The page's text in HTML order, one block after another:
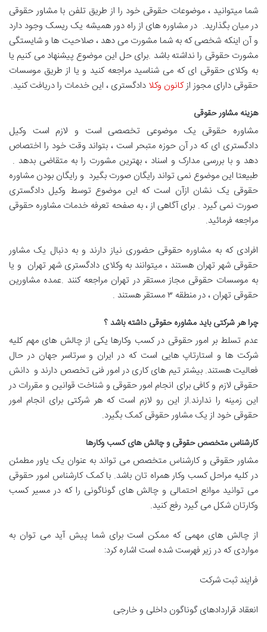
شما میتوانید ، موضوعات حقوقی خود را از طریق تلفن با مشاور حقوقی
در میان بگذارید. در مشاوره های از راه دور همیشه یک ریسک وجود دارد
و آن اینکه شخصی که به شما مشورت می دهد ، صلاحیت ها و شایستگی
مشورت حقوقی را نداشته باشد .برای حل این موضوع پیشنهاد می کنیم یا
به وکلای حقوقی ای که می شناسید مراجعه کنید و یا از طریق موسسات
حقوقی دارای مجوز ازکانون وکلا دادگستری ، این خدمات را دریافت کنید.
هزینه مشاور حقوقی
مشاوره حقوقی یک موضوعی تخصصی است و لازم است وکیل
دادگستری ای که در آن حوزه متبحر است ، بتواند وقت خود را اختصاص
دهد و با بررسی مدارک و اسناد ، بهترین مشورت را به متقاضی بدهد .
طبیعتا این موضوع نمی تواند رایگان صورت بگیرد و رایگان بودن مشاوره
حقوقی یک نشان ازآن است که این موضوع توسط وکیل دادگستری
صورت نمی گیرد . برای آگاهی از ، به صفحه تعرفه خدمات مشاوره حقوقی
مراجعه فرمائید.
افرادی که به مشاوره حقوقی حضوری نیاز دارند و به دنبال یک مشاور
حقوقی شهر تهران هستند ، میتوانند به وکلای دادگستری شهر تهران و یا
به موسسات حقوقی مجاز مستقر در تهران مراجعه کنند .عمده مشاورین
حقوقی تهران ، در منطقه ۳ مستقر هستند .
چرا هر شرکتی باید مشاوره حقوقی داشته باشد ؟
عدم تسلط بر امور حقوقی در کسب وکارها یکی از چالش های مهم کلیه
شرکت ها و استارتاپ هایی است که در ایران و سرتاسر جهان در حال
فعالیت هستند. بیشتر تیم های کاری در امور فنی تخصص دارند و دانش
حقوقی لازم و کافی برای انجام امور حقوقی و شناخت قوانین و مقررات در
این زمینه را ندارند.از این رو لازم است که هر شرکتی برای انجام امور
حقوقی خود از یک مشاور حقوقی کمک بگیرد.
کارشناس متخصص حقوقی و چالش های کسب وکارها
مشاور حقوقی و کارشناس متخصص می تواند به عنوان یک یاور مطمئن
در کلیه مراحل کسب وکار همراه تان باشد. با کمک کارشناس امور حقوقی
می توانید موانع احتمالی و چالش های گوناگونی را که در مسیر کسب
وکارتان شکل می گیرد رفع کنید.
از چالش های مهمی که ممکن است برای شما پیش آید می توان به
مواردی که در زیر فهرست شده است اشاره کرد:
فرایند ثبت شرکت
انعقاد قراردادهای گوناگون داخلی و خارجی